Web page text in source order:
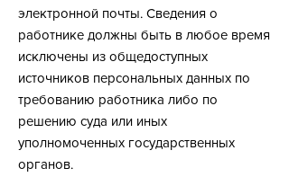
электронной почты. Сведения о
работнике должны быть в любое время
исключены из общедоступных
источников персональных данных по
требованию работника либо по
решению суда или иных
уполномоченных государственных
органов.